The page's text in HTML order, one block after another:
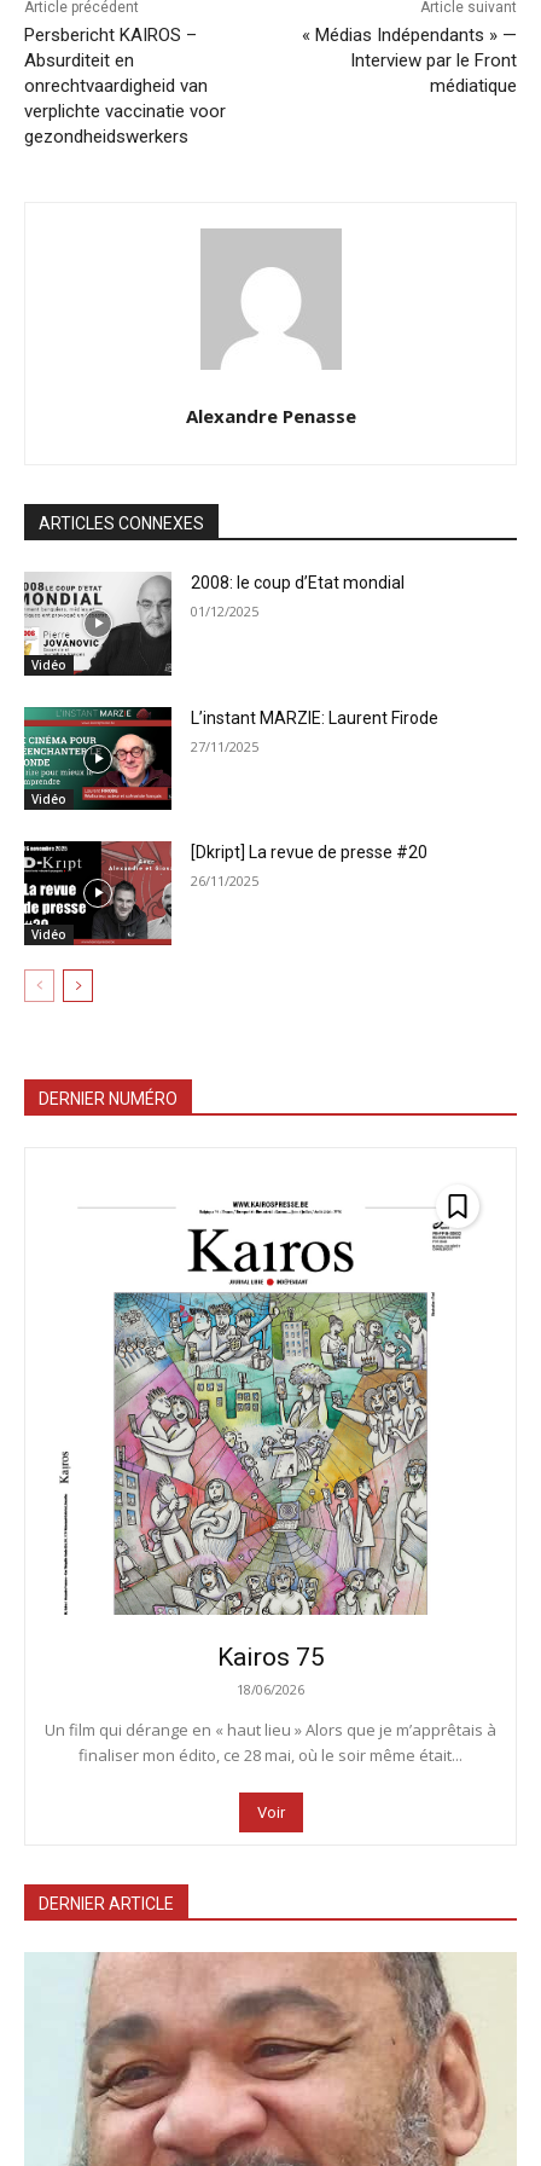
Article précédent
Persbericht KAIROS –
Absurditeit en
onrechtvaardigheid van
verplichte vaccinatie voor
gezondheidswerkers
Article suivant
« Médias Indépendants » —
Interview par le Front
médiatique
Alexandre Penasse
ARTICLES CONNEXES
Vidéo
2008: le coup d’Etat mondial
01/12/2025
Vidéo
L’instant MARZIE: Laurent Firode
27/11/2025
Vidéo
[Dkript] La revue de presse #20
26/11/2025
DERNIER NUMÉRO
Kairos 75
18/06/2026
Un film qui dérange en « haut lieu » Alors que je m’apprêtais à
finaliser mon édito, ce 28 mai, où le soir même était...
Voir
DERNIER ARTICLE